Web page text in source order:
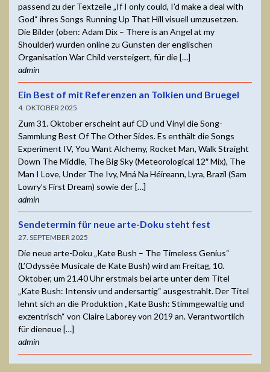
passend zu der Textzeile „If I only could, I’d make a deal with
God“ ihres Songs Running Up That Hill visuell umzusetzen.
Die Bilder (oben: Adam Dix – There is an Angel at my
Shoulder) wurden online zu Gunsten der englischen
Organisation War Child versteigert, für die […]
admin
Ein Best of mit Referenzen an Tolkien und Bruegel
4. OKTOBER 2025
Zum 31. Oktober erscheint auf CD und Vinyl die Song-
Sammlung Best Of The Other Sides. Es enthält die Songs
Experiment IV, You Want Alchemy, Rocket Man, Walk Straight
Down The Middle, The Big Sky (Meteorological 12″ Mix), The
Man I Love, Under The Ivy, Mná Na Héireann, Lyra, Brazil (Sam
Lowry’s First Dream) sowie der […]
admin
Sendetermin für neue arte-Doku steht fest
27. SEPTEMBER 2025
Die neue arte-Doku „Kate Bush – The Timeless Genius“
(L’Odyssée Musicale de Kate Bush) wird am Freitag, 10.
Oktober, um 21.40 Uhr erstmals bei arte unter dem Titel
„Kate Bush: Intensiv und andersartig“ ausgestrahlt. Der Titel
lehnt sich an die Produktion „Kate Bush: Stimmgewaltig und
exzentrisch“ von Claire Laborey von 2019 an. Verantwortlich
für dieneue […]
admin